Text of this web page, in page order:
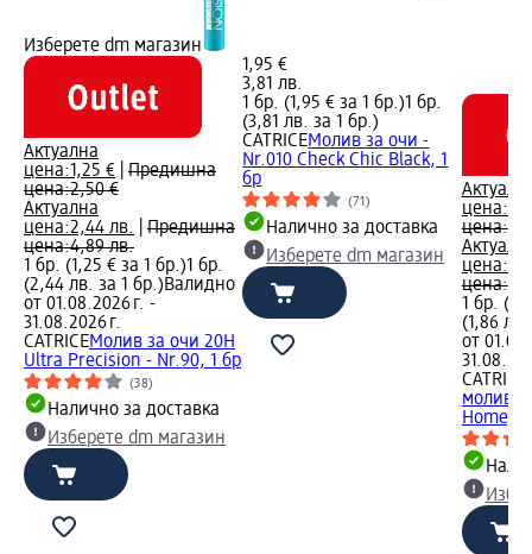
Изберете dm магазин
Актуална
цена:1,25 €
Предишна
цена:2,50 €
Актуална
цена:2,44 лв.
Предишна
цена:4,89 лв.
1 бр. (1,25 € за 1 бр.)1 бр.
(2,44 лв. за 1 бр.)Валидно
от 01.08.2026 г. -
31.08.2026 г.
CATRICEМолив за очи 20H
Ultra Precision - Nr.90, 1 бр
(38)
Налично за доставка
Изберете dm магазин
1,95 €
3,81 лв.
1 бр. (1,95 € за 1 бр.)1 бр.
(3,81 лв. за 1 бр.)
CATRICEМолив за очи -
Nr.010 Check Chic Black, 1
бр
(71)
Налично за доставка
Изберете dm магазин
цена:
цена:
цена:
цена:
1 бр.
(1,86
от
CATRICE
молив
Homey